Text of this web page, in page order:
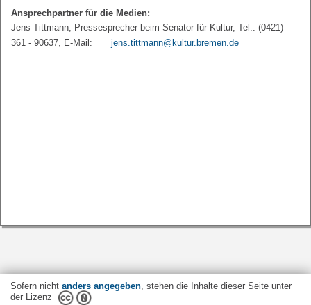
Ansprechpartner für die Medien:
Jens Tittmann, Pressesprecher beim Senator für Kultur, Tel.: (0421)
361 - 90637, E-Mail:
jens.tittmann@kultur.bremen.de
Sofern nicht anders angegeben, stehen die Inhalte dieser Seite unter
der Lizenz